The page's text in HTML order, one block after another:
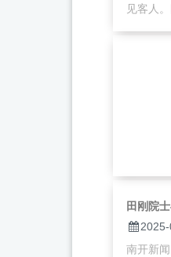
见客人
田刚院
南开新